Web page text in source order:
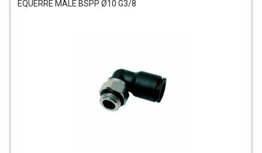
EQUERRE MÂLE BSPP Ø10 G3/8